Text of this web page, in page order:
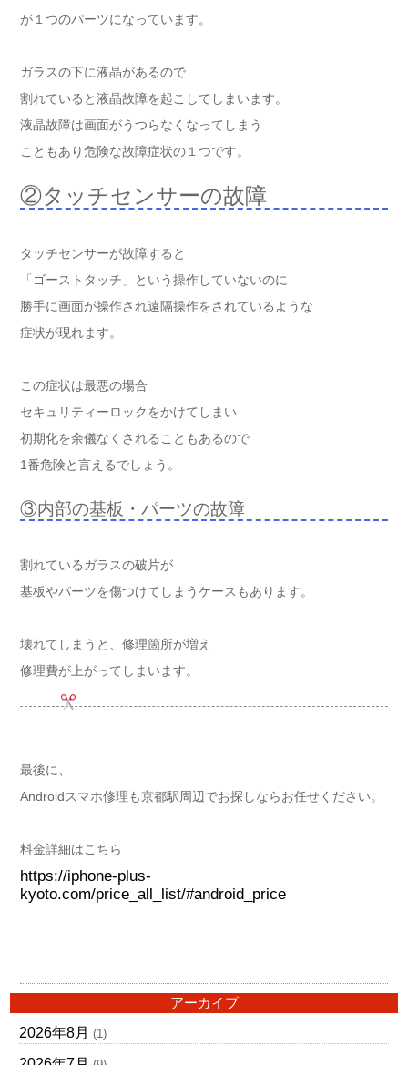
が１つのパーツになっています。
ガラスの下に液晶があるので
割れていると液晶故障を起こしてしまいます。
液晶故障は画面がうつらなくなってしまう
こともあり危険な故障症状の１つです。
②タッチセンサーの故障
タッチセンサーが故障すると
「ゴーストタッチ」という操作していないのに
勝手に画面が操作され遠隔操作をされているような
症状が現れます。
この症状は最悪の場合
セキュリティーロックをかけてしまい
初期化を余儀なくされることもあるので
1番危険と言えるでしょう。
③内部の基板・パーツの故障
割れているガラスの破片が
基板やパーツを傷つけてしまうケースもあります。
壊れてしまうと、修理箇所が増え
修理費が上がってしまいます。
最後に、
Androidスマホ修理も京都駅周辺でお探しならお任せください。
料金詳細はこちら
https://iphone-plus-
kyoto.com/price_all_list/#android_price
アーカイブ
2026年8月 (1)